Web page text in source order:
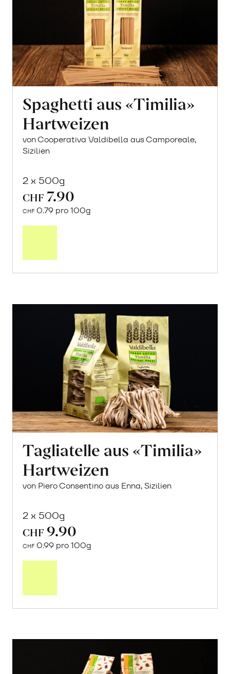
Spaghetti aus «Timilia»
Hartweizen
von Cooperativa Valdibella aus Camporeale,
Sizilien
2 x 500g
CHF 7.90
CHF 0.79 pro 100g
Tagliatelle aus «Timilia»
Hartweizen
von Piero Consentino aus Enna, Sizilien
2 x 500g
CHF 9.90
CHF 0.99 pro 100g